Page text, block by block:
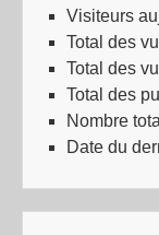
Visiteurs
Total des
Total des
Total des
Nombre
Date du